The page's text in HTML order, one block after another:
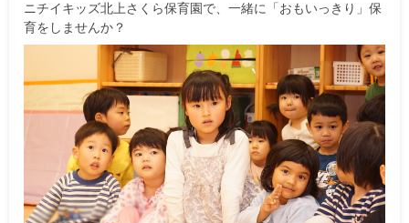
ニチイキッズ北上さくら保育園で、一緒に「おもいっきり」保
育をしませんか？